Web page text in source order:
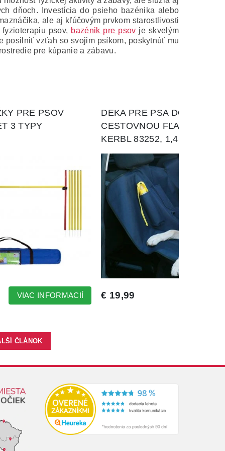
dňoch. Investícia do psieho bazénika alebo
ale aj kľúčovým prvkom starostlivosti
psov, bazénik pre psov je skvelým
posilniť vzťah so svojim psíkom, poskytnúť mu
pre kúpanie a zábavu.
ČLÁNOK